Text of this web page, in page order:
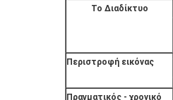
Το Διαδίκτυο
Περιστροφή εικόνας
Πραγματικός - χρονικό